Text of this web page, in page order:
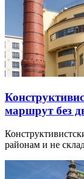
маршрут без
районам и не